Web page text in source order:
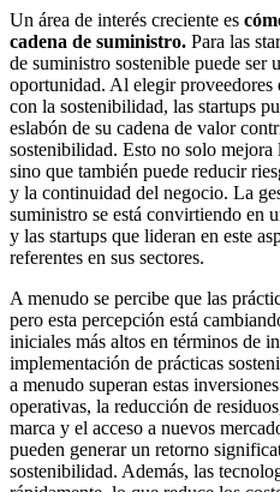
Un área de interés creciente es
cadena de suministro. Para las
de suministro sostenible puede ser
oportunidad. Al elegir
con la sostenibilidad, las startups
eslabón de su cadena de valor
sostenibilidad. Esto no solo
sino que también puede reducir
y la continuidad del negocio. La
suministro se está convirtiendo en
y las startups que lideran en este
referentes en sus sectores.
A menudo se percibe que las
pero esta percepción está
iniciales más altos en términos de
implementación de prácticas
a menudo superan estas
operativas, la reducción de
marca y el acceso a nuevos
pueden generar un retorno
sostenibilidad. Además, las